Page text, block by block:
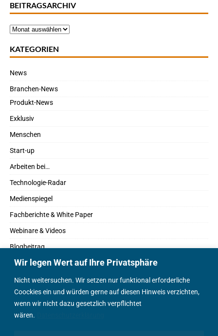
Wir legen Wert auf Ihre Privatsphäre
Nicht weitersuchen. Wir setzen nur funktional erforderliche
Coockies ein und würden gerne auf diesen Hinweis verzichten,
wenn wir nicht dazu gesetzlich verpflichtet
wären.
BEITRAGSARCHIV
KATEGORIEN
News
Branchen-News
Produkt-News
Exklusiv
Menschen
Start-up
Arbeiten bei…
Technologie-Radar
Medienspiegel
Fachberichte & White Paper
Webinare & Videos
Blogbeitrag
Fachbücher
Marktreport
Podcasts
Positionspapier